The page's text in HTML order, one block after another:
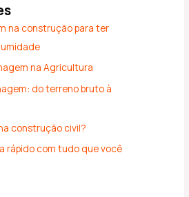
na construção para ter
na Agricultura
do terreno bruto à
construção civil?
rápido com tudo que você